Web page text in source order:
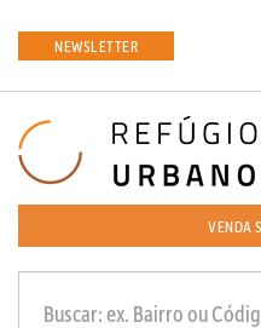
NEWSLETTER
VENDA